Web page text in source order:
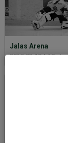
Jalas Arena
2018-02-18 | 18 st